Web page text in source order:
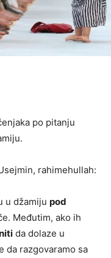
po pitanju
rahimehullah:
u džamiju pod
Međutim, ako ih
da dolaze u
da razgovaramo sa